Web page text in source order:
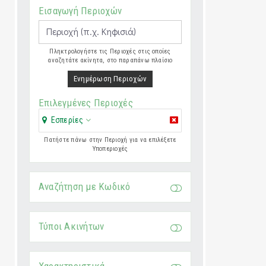
Εισαγωγή Περιοχών
Πληκτρολογήστε τις Περιοχές στις οποίες
αναζητάτε ακίνητα, στο παραπάνω πλαίσιο
Ενημέρωση Περιοχών
Επιλεγμένες Περιοχές
Εσπερίες
Πατήστε πάνω στην Περιοχή για να επιλέξετε
Υποπεριοχές
Αναζήτηση με Κωδικό
Τύποι Ακινήτων